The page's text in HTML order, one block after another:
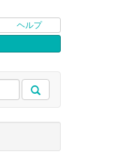
ヘルプ